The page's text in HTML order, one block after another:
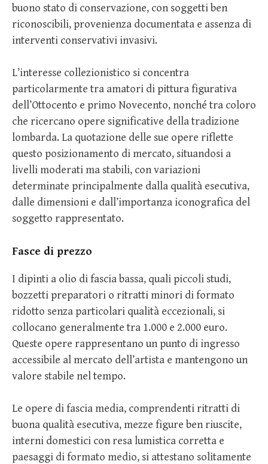
buono stato di conservazione, con soggetti ben
riconoscibili, provenienza documentata e assenza di
interventi conservativi invasivi.
L’interesse collezionistico si concentra
particolarmente tra amatori di pittura figurativa
dell’Ottocento e primo Novecento, nonché tra coloro
che ricercano opere significative della tradizione
lombarda. La quotazione delle sue opere riflette
questo posizionamento di mercato, situandosi a
livelli moderati ma stabili, con variazioni
determinate principalmente dalla qualità esecutiva,
dalle dimensioni e dall’importanza iconografica del
soggetto rappresentato.
Fasce di prezzo
I dipinti a olio di fascia bassa, quali piccoli studi,
bozzetti preparatori o ritratti minori di formato
ridotto senza particolari qualità eccezionali, si
collocano generalmente tra 1.000 e 2.000 euro.
Queste opere rappresentano un punto di ingresso
accessibile al mercato dell’artista e mantengono un
valore stabile nel tempo.
Le opere di fascia media, comprendenti ritratti di
buona qualità esecutiva, mezze figure ben riuscite,
interni domestici con resa lumistica corretta e
paesaggi di formato medio, si attestano solitamente